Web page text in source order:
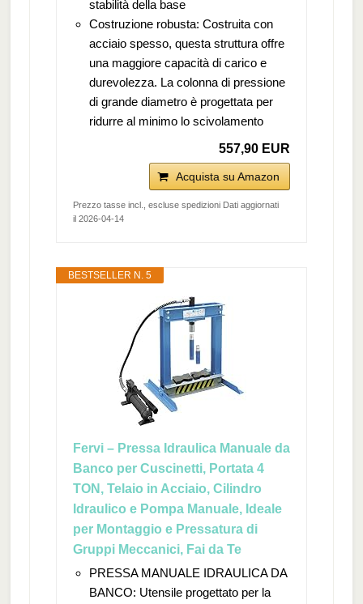
stabilità della base
Costruzione robusta: Costruita con
acciaio spesso, questa struttura offre
una maggiore capacità di carico e
durevolezza. La colonna di pressione
di grande diametro è progettata per
ridurre al minimo lo scivolamento
557,90 EUR
Acquista su Amazon
Prezzo tasse incl., escluse spedizioni Dati aggiornati
il 2026-04-14
BESTSELLER N. 5
Fervi – Pressa Idraulica Manuale da
Banco per Cuscinetti, Portata 4
TON, Telaio in Acciaio, Cilindro
Idraulico e Pompa Manuale, Ideale
per Montaggio e Pressatura di
Gruppi Meccanici, Fai da Te
PRESSA MANUALE IDRAULICA DA
BANCO: Utensile progettato per la